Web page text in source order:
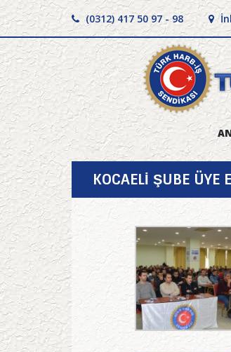
(0312) 417 50 97 - 98
KOCAELİ ŞUBE ÜYE